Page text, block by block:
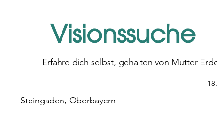
Visionssuche
Erfahre dich selbst, gehalten von Mutter
Steingaden, Oberbayern